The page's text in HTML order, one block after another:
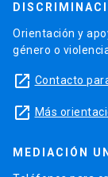
Orientación y
género o
launch Contacto
launch Más
MEDIACIÓN